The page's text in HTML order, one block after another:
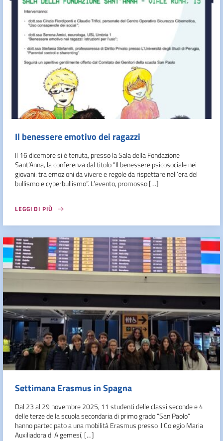
Il benessere emotivo dei ragazzi
Il 16 dicembre si è tenuta, presso la Sala della Fondazione
Sant’Anna, la conferenza dal titolo “Il benessere psicosociale nei
giovani: tra emozioni da vivere e regole da rispettare nell’era del
bullismo e cyberbullismo”. L’evento, promosso […]
LEGGI DI PIÙ
Settimana Erasmus in Spagna
Dal 23 al 29 novembre 2025, 11 studenti delle classi seconde e 4
delle terze della scuola secondaria di primo grado “San Paolo”
hanno partecipato a una mobilità Erasmus presso il Colegio Maria
Auxiliadora di Algemesí, […]